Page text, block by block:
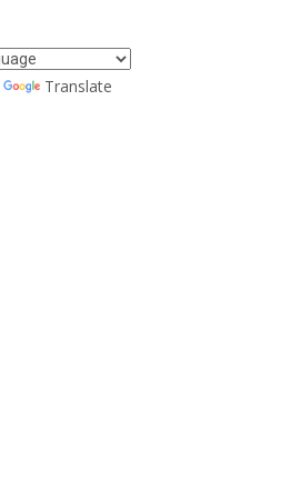
Translate